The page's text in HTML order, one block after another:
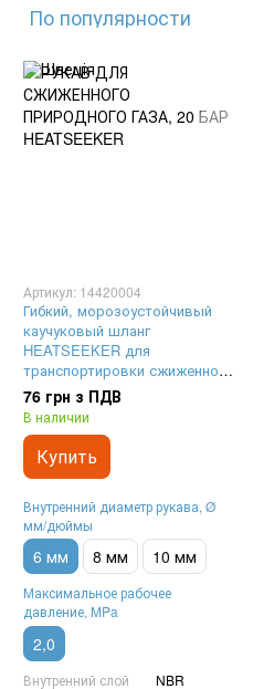
По популярности
Артикул: 14420004
Гибкий, морозоустойчивый
каучуковый шланг
HEATSEEKER для
транспортировки сжиженного
природного газа | внутренний
диаметр Ø 6 мм,
максимальное рабочее
давление 20 Бар (2 MPa)
76 грн з ПДВ
В наличии
Купить
Внутренний диаметр рукава, Ø
мм/дюймы
6 мм 8 мм 10 мм
Максимальное рабочее
давление, MPa
2,0
Внутренний слой
NBR